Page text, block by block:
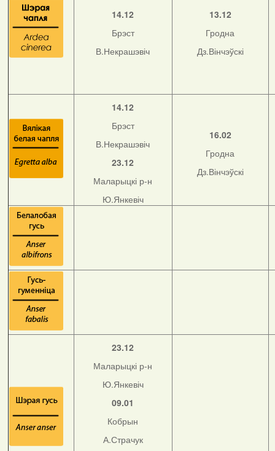
14.12
Брэст
В.Некрашэвіч
13.12
Гродна
Дз.Вінчэўскі
14.12
Брэст
В.Некрашэвіч
23.12
Маларыцкі р-н
Ю.Янкевіч
16.02
Гродна
Дз.Вінчэўскі
23.12
Маларыцкі р-н
Ю.Янкевіч
09.01
Кобрын
А.Страчук